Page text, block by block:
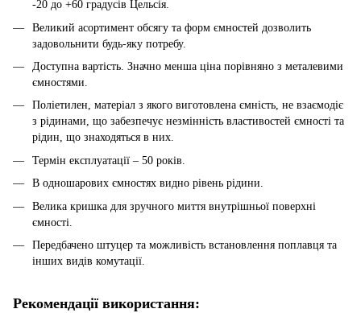
-20 до +60 градусів Цельсія.
Великий асортимент обсягу та форм ємностей дозволить
задовольнити будь-яку потребу.
Доступна вартість. Значно менша ціна порівняно з металевими
ємностями.
Поліетилен, матеріал з якого виготовлена ​​ємність, не взаємодіє
з рідинами, що забезпечує незмінність властивостей ємності та
рідин, що знаходяться в них.
Термін експлуатації – 50 років.
В одношарових ємностях видно рівень рідини.
Велика кришка для зручного миття внутрішньої поверхні
ємності.
Передбачено штуцер та можливість встановлення поплавця та
інших видів комутації.
Рекомендації використання: